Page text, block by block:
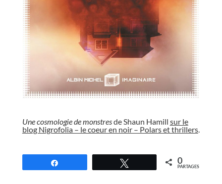
Une cosmologie de monstresde Shaun Hamill sur le
blog Nigrofolia – le coeur en noir – Polars et thrillers.
0
PARTAGES